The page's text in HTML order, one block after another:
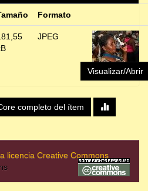
Formato
JPEG
Visualizar/Abrir
completo del ítem
licencia Creative Commons